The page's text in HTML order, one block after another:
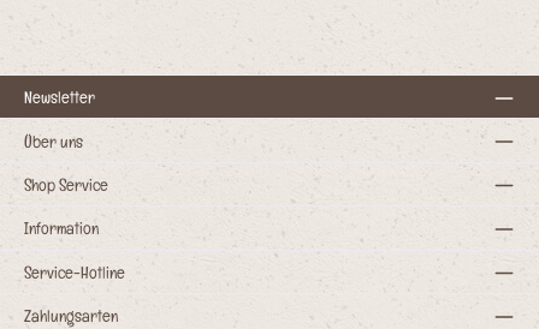
Newsletter
Über uns
Shop Service
Information
Service-Hotline
Zahlungsarten